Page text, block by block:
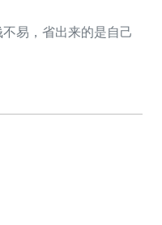
易，省出来的是自己